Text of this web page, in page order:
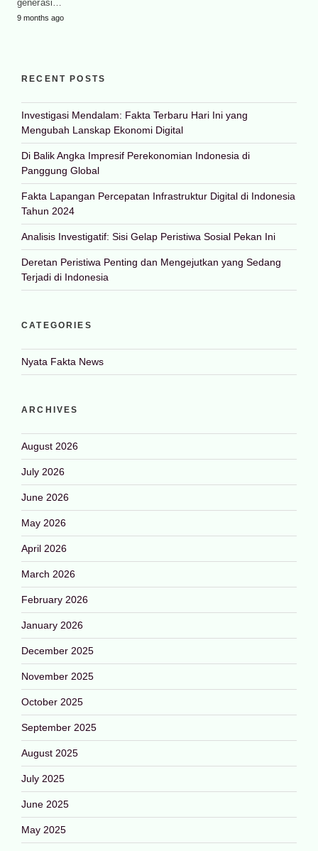
generasi…
9 months ago
RECENT POSTS
Investigasi Mendalam: Fakta Terbaru Hari Ini yang
Mengubah Lanskap Ekonomi Digital
Di Balik Angka Impresif Perekonomian Indonesia di
Panggung Global
Fakta Lapangan Percepatan Infrastruktur Digital di Indonesia
Tahun 2024
Analisis Investigatif: Sisi Gelap Peristiwa Sosial Pekan Ini
Deretan Peristiwa Penting dan Mengejutkan yang Sedang
Terjadi di Indonesia
CATEGORIES
Nyata Fakta News
ARCHIVES
August 2026
July 2026
June 2026
May 2026
April 2026
March 2026
February 2026
January 2026
December 2025
November 2025
October 2025
September 2025
August 2025
July 2025
June 2025
May 2025